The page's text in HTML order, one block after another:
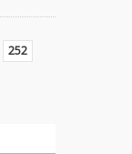
252